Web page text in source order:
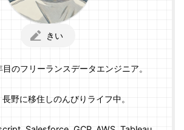
きい
のフリーランスデータエンジニア。
野に移住しのんびりライフ中。